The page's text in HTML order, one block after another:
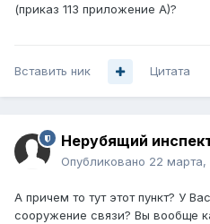
(приказ 113 приложение А)?
Вставить ник Цитата
Нерубящий
Опубликовано 22 марта,
А причем то тут этот пункт? У
сооружение связи? Вы вообще